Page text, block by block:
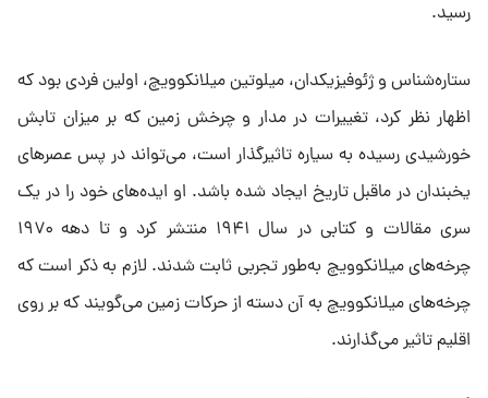
رسید.
ستاره‌شناس و ژئوفیزیکدان، میلوتین میلانکوویچ، اولین فردی بود که
اظهار نظر کرد، تغییرات در مدار و چرخش زمین که بر میزان تابش
خورشیدی رسیده به سیاره تاثیرگذار است، می‌تواند در پس عصرهای
یخبندان در ماقبل تاریخ ایجاد شده باشد. او ایده‌های خود را در یک
سری مقالات و کتابی در سال ۱۹۴۱ منتشر کرد و تا دهه ۱۹۷۰
چرخه‌های میلانکوویچ به‌طور تجربی ثابت شدند. لازم به ذکر است که
چرخه‌های میلانکوویچ به آن دسته از حرکات زمین می‌گویند که بر روی
اقلیم تاثیر می‌گذارند.